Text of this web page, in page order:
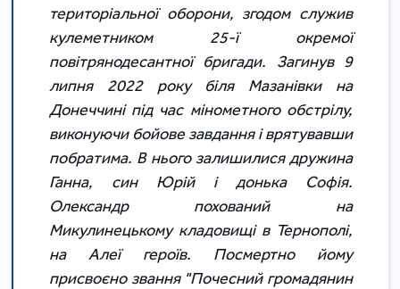
територіальної оборони, згодом служив
кулеметником 25-ї окремої
повітрянодесантної бригади. Загинув 9
липня 2022 року біля Мазанівки на
Донеччині під час мінометного обстрілу,
виконуючи бойове завдання і врятувавши
побратима. В нього залишилися дружина
Ганна, син Юрій і донька Софія.
Олександр похований на
Микулинецькому кладовищі в Тернополі,
на Алеї героїв. Посмертно йому
присвоєно звання "Почесний громадянин